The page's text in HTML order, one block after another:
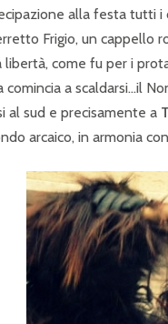
alla festa tutti i
Frigio, un cappello
libertà, come fu per i
comincia a scaldarsi…il
al sud e precisamente a
arcaico, in armonia